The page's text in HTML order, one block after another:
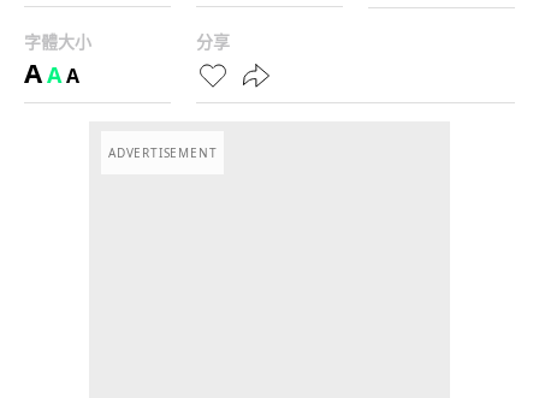
字體大小
AAA
分享
ADVERTISEMENT